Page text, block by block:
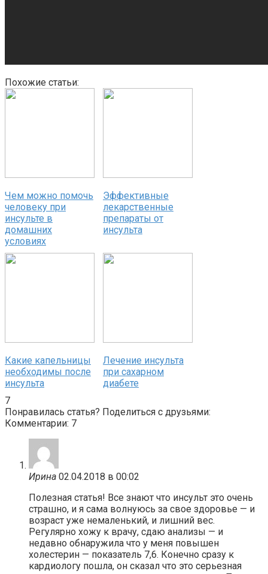
Похожие статьи:
Чем можно помочь
человеку при
инсульте в
домашних
условиях
Эффективные
лекарственные
препараты от
инсульта
Какие капельницы
необходимы после
инсульта
Лечение инсульта
при сахарном
диабете
7
Понравилась статья? Поделиться с друзьями:
Комментарии: 7
Ирина 02.04.2018 в 00:02
Полезная статья! Все знают что инсульт это очень
страшно, и я сама волнуюсь за свое здоровье — и
возраст уже немаленький, и лишний вес.
Регулярно хожу к врачу, сдаю анализы — и
недавно обнаружила что у меня повышен
холестерин — показатель 7,6. Конечно сразу к
кардиологу пошла, он сказал что это серьезная